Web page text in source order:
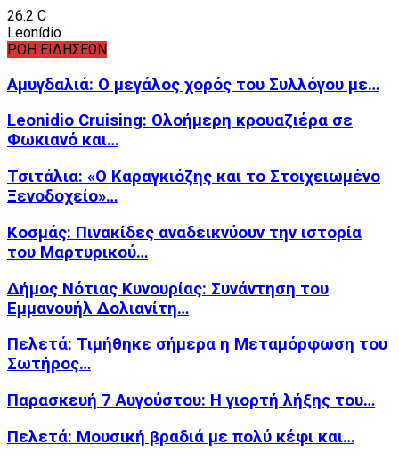
26.2 C
Leonídio
ΡΟΗ ΕΙΔΗΣΕΩΝ
Αμυγδαλιά: Ο μεγάλος χορός του Συλλόγου με…
Leonidio Cruising: Ολοήμερη κρουαζιέρα σε
Φωκιανό και…
Τσιτάλια: «Ο Καραγκιόζης και το Στοιχειωμένο
Ξενοδοχείο»…
Κοσμάς: Πινακίδες αναδεικνύουν την ιστορία
του Μαρτυρικού…
Δήμος Νότιας Κυνουρίας: Συνάντηση του
Εμμανουήλ Δολιανίτη…
Πελετά: Τιμήθηκε σήμερα η Μεταμόρφωση του
Σωτήρος…
Παρασκευή 7 Αυγούστου: Η γιορτή λήξης του…
Πελετά: Μουσική βραδιά με πολύ κέφι και…